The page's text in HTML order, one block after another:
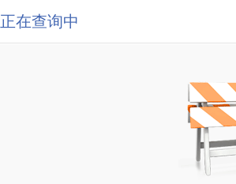
正在查询中